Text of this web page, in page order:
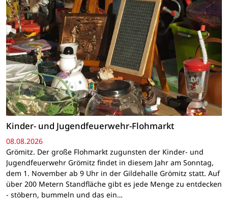
Kinder- und Jugendfeuerwehr-Flohmarkt
08.08.2026
Grömitz. Der große Flohmarkt zugunsten der Kinder- und
Jugendfeuerwehr Grömitz findet in diesem Jahr am Sonntag,
dem 1. November ab 9 Uhr in der Gildehalle Grömitz statt. Auf
über 200 Metern Standfläche gibt es jede Menge zu entdecken
- stöbern, bummeln und das ein…